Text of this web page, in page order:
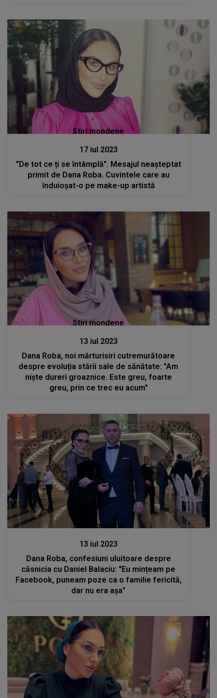
Stiri mondene
17 iul 2023
"De tot ce ți se întâmplă". Mesajul neașteptat
primit de Dana Roba. Cuvintele care au
înduioșat-o pe make-up artistă
Stiri mondene
13 iul 2023
Dana Roba, noi mărturisiri cutremurătoare
despre evoluția stării sale de sănătate: "Am
niște dureri groaznice. Este greu, foarte
greu, prin ce trec eu acum"
Stiri mondene
13 iul 2023
Dana Roba, confesiuni uluitoare despre
căsnicia cu Daniel Balaciu: "Eu mințeam pe
Facebook, puneam poze ca o familie fericită,
dar nu era așa"